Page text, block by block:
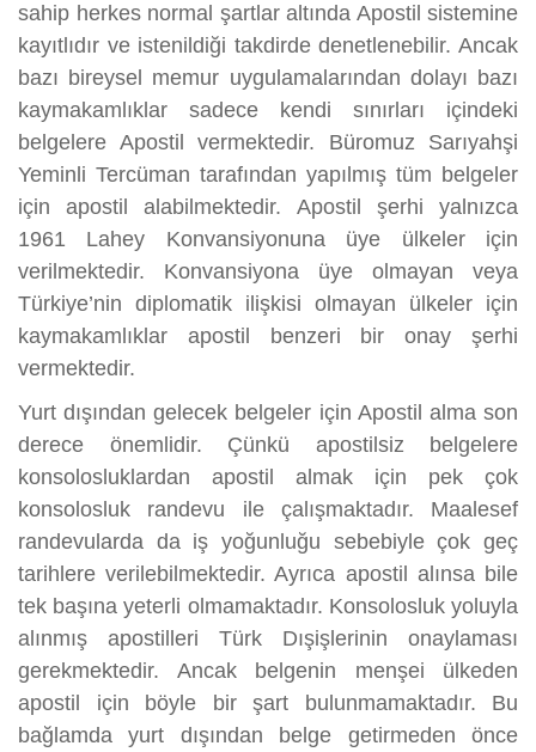
sahip herkes normal şartlar altında Apostil sistemine
kayıtlıdır ve istenildiği takdirde denetlenebilir. Ancak
bazı bireysel memur uygulamalarından dolayı bazı
kaymakamlıklar sadece kendi sınırları içindeki
belgelere Apostil vermektedir. Büromuz Sarıyahşi
Yeminli Tercüman tarafından yapılmış tüm belgeler
için apostil alabilmektedir. Apostil şerhi yalnızca
1961 Lahey Konvansiyonuna üye ülkeler için
verilmektedir. Konvansiyona üye olmayan veya
Türkiye’nin diplomatik ilişkisi olmayan ülkeler için
kaymakamlıklar apostil benzeri bir onay şerhi
vermektedir.
Yurt dışından gelecek belgeler için Apostil alma son
derece önemlidir. Çünkü apostilsiz belgelere
konsolosluklardan apostil almak için pek çok
konsolosluk randevu ile çalışmaktadır. Maalesef
randevularda da iş yoğunluğu sebebiyle çok geç
tarihlere verilebilmektedir. Ayrıca apostil alınsa bile
tek başına yeterli olmamaktadır. Konsolosluk yoluyla
alınmış apostilleri Türk Dışişlerinin onaylaması
gerekmektedir. Ancak belgenin menşei ülkeden
apostil için böyle bir şart bulunmamaktadır. Bu
bağlamda yurt dışından belge getirmeden önce